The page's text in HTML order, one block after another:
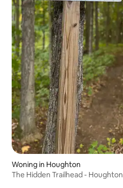
Woning in Houghton
The Hidden Trailhead - Houghton